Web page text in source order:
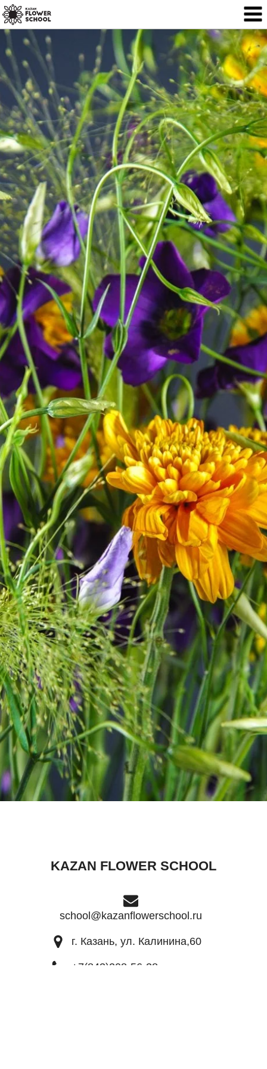
KAZAN FLOWER SCHOOL
school@kazanflowerschool.ru
г. Казань, ул. Калинина,60
+7(843)208-56-38